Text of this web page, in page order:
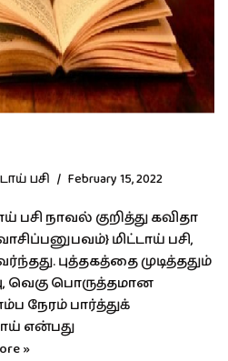
பசி February 15, 2022
பசி நாவல் குறித்து கவிதா
மிட்டாய் பசி,
புத்தகத்தை முடித்ததும்
வெகு பொருத்தமான
நேரம் பார்த்துக்
என்பது
»